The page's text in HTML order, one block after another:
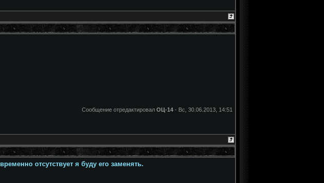
Сообщение отредактировал ОЦ-14 - Вс, 30.06.2013, 14:51
временно отсутствует я буду его заменять.